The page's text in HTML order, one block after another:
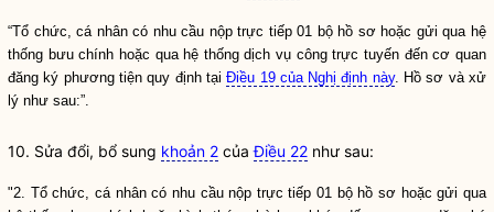
“Tổ chức, cá nhân có nhu cầu nộp trực tiếp 01 bộ hồ sơ hoặc gửi qua hệ
thống bưu chính hoặc qua hệ thống dịch vụ công trực tuyến đến cơ quan
đăng ký phương tiện quy định tạiĐiều 19 của Nghị định này. Hồ sơ và xử
lý như sau:”.
10. Sửa đổi, bổ sung khoản 2 củaĐiều 22 như sau:
"2. Tổ chức, cá nhân có nhu cầu nộp trực tiếp 01 bộ hồ sơ hoặc gửi qua